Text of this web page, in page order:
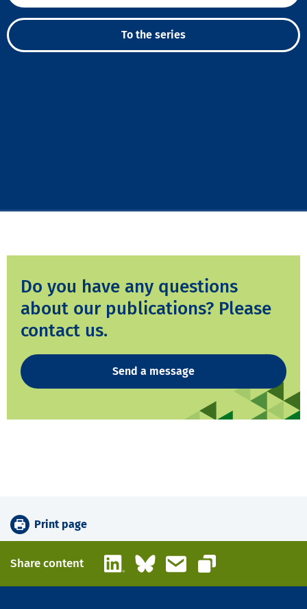
To the series
Do you have any questions
about our publications? Please
contact us.
Send a message
Print page
Share content LinkedInBlueskyEmail
Copy link